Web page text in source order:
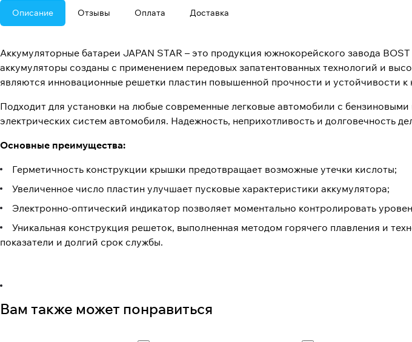
Описание Отзывы Оплата Доставка
Аккумуляторные батареи JAPAN STAR – это продукция южнокорейского завода
аккумуляторы созданы с применением передовых запатентованных технологий и
являются инновационные решетки пластин повышенной прочности и устойчивости к
Подходит для установки на любые современные легковые автомобили с
электрических систем автомобиля. Надежность, неприхотливость и долговечность
Основные преимущества:
Герметичность конструкции крышки предотвращает возможные утечки кислоты;
Увеличенное число пластин улучшает пусковые характеристики аккумулятора;
Электронно-оптический индикатор позволяет моментально контролировать
Уникальная конструкция решеток, выполненная методом горячего плавления и
показатели и долгий срок службы.
Вам также может понравиться